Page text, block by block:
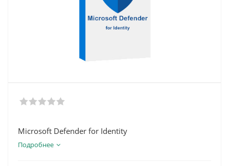
Microsoft Defender for Identity
Подробнее